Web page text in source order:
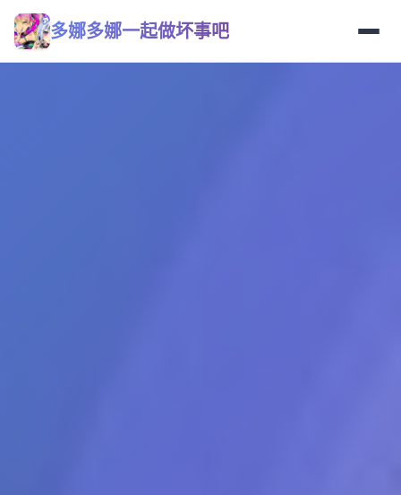
多娜多娜一起做坏事吧